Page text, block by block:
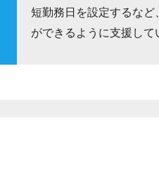
短勤務日を設定するなど
ができるように支援して